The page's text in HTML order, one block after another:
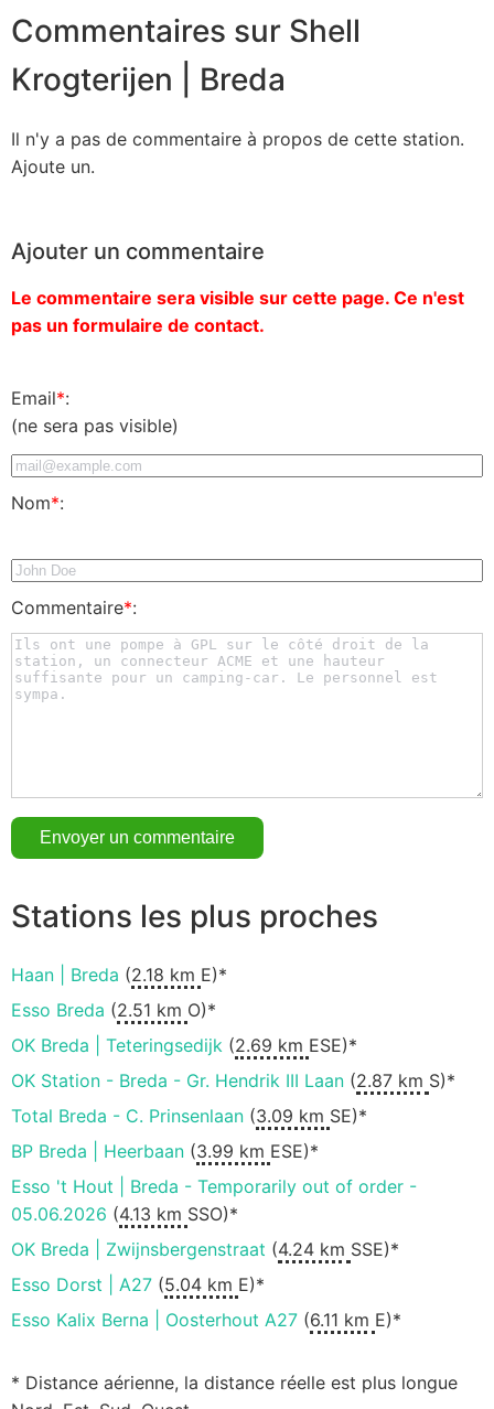
Commentaires sur Shell
Krogterijen | Breda
Il n'y a pas de commentaire à propos de cette station.
Ajoute un.
Ajouter un commentaire
Le commentaire sera visible sur cette page. Ce n'est
pas un formulaire de contact.
Email*:
(ne sera pas visible)
Nom*:
Commentaire*:
Stations les plus proches
Haan | Breda (2.18 km E)*
Esso Breda (2.51 km O)*
OK Breda | Teteringsedijk (2.69 km ESE)*
OK Station - Breda - Gr. Hendrik III Laan (2.87 km S)*
Total Breda - C. Prinsenlaan (3.09 km SE)*
BP Breda | Heerbaan (3.99 km ESE)*
Esso 't Hout | Breda - Temporarily out of order -
05.06.2026 (4.13 km SSO)*
OK Breda | Zwijnsbergenstraat (4.24 km SSE)*
Esso Dorst | A27 (5.04 km E)*
Esso Kalix Berna | Oosterhout A27 (6.11 km E)*
* Distance aérienne, la distance réelle est plus longue